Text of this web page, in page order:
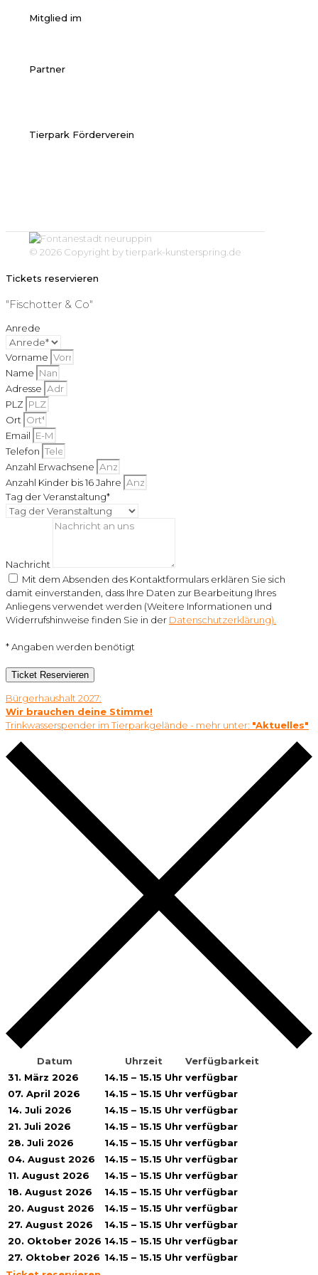
Mitglied im
Partner
Tierpark Förderverein
© 2026 Copyright by tierpark-kunsterspring.de
Tickets reservieren
"Fischotter & Co"
Anrede
Vorname
Name
Adresse
PLZ
Ort
Email
Telefon
Anzahl Erwachsene
Anzahl Kinder bis 16 Jahre
Tag der Veranstaltung*
Nachricht
Mit dem Absenden des Kontaktformulars erklären Sie sich
damit einverstanden, dass Ihre Daten zur Bearbeitung Ihres
Anliegens verwendet werden (Weitere Informationen und
Widerrufshinweise finden Sie in der Datenschutzerklärung).
* Angaben werden benötigt
Ticket Reservieren
Bürgerhaushalt 2027:
Wir brauchen deine Stimme!
Trinkwasserspender im Tierparkgelände - mehr unter: "Aktuelles"
Datum Uhrzeit
Verfügbarkeit
31. März 2026
14.15 – 15.15 Uhr verfügbar
07. April 2026
14.15 – 15.15 Uhr verfügbar
14. Juli 2026
14.15 – 15.15 Uhr verfügbar
21. Juli 2026
14.15 – 15.15 Uhr verfügbar
28. Juli 2026
14.15 – 15.15 Uhr verfügbar
04. August 2026
14.15 – 15.15 Uhr verfügbar
11. August 2026
14.15 – 15.15 Uhr verfügbar
18. August 2026
14.15 – 15.15 Uhr verfügbar
20. August 2026
14.15 – 15.15 Uhr verfügbar
27. August 2026
14.15 – 15.15 Uhr verfügbar
20. Oktober 2026 14.15 – 15.15 Uhr verfügbar
27. Oktober 2026 14.15 – 15.15 Uhr verfügbar